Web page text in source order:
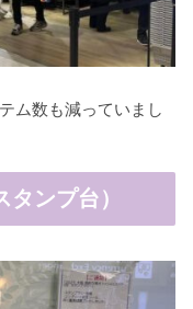
ム数も減っていまし
ンプ台）